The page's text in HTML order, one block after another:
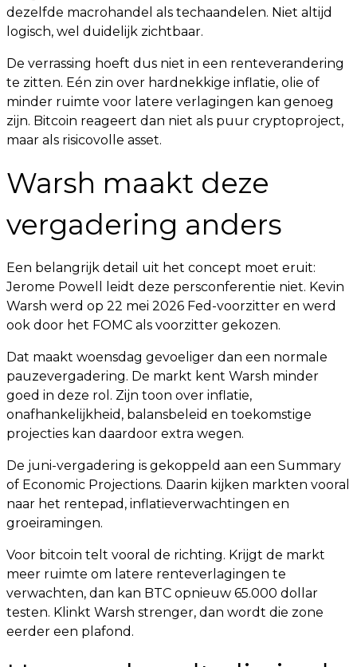
dezelfde macrohandel als techaandelen. Niet altijd
logisch, wel duidelijk zichtbaar.
De verrassing hoeft dus niet in een renteverandering
te zitten. Eén zin over hardnekkige inflatie, olie of
minder ruimte voor latere verlagingen kan genoeg
zijn. Bitcoin reageert dan niet als puur cryptoproject,
maar als risicovolle asset.
Warsh maakt deze
vergadering anders
Een belangrijk detail uit het concept moet eruit:
Jerome Powell leidt deze persconferentie niet. Kevin
Warsh werd op 22 mei 2026 Fed-voorzitter en werd
ook door het FOMC als voorzitter gekozen.
Dat maakt woensdag gevoeliger dan een normale
pauzevergadering. De markt kent Warsh minder
goed in deze rol. Zijn toon over inflatie,
onafhankelijkheid, balansbeleid en toekomstige
projecties kan daardoor extra wegen.
De juni-vergadering is gekoppeld aan een Summary
of Economic Projections. Daarin kijken markten vooral
naar het rentepad, inflatieverwachtingen en
groeiramingen.
Voor bitcoin telt vooral de richting. Krijgt de markt
meer ruimte om latere renteverlagingen te
verwachten, dan kan BTC opnieuw 65.000 dollar
testen. Klinkt Warsh strenger, dan wordt die zone
eerder een plafond.